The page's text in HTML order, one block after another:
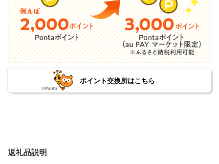
ポイント交換所はこちら
返礼品説明